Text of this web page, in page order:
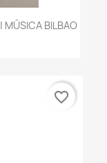
BILBAO
favorite_border